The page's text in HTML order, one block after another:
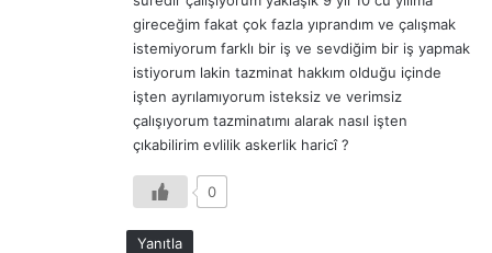
k
i
:
gireceğim fakat çok fazla yıprandım ve çalışmak
istemiyorum farklı bir iş ve sevdiğim bir iş yapmak
istiyorum lakin tazminat hakkım olduğu içinde
işten ayrılamıyorum isteksiz ve verimsiz
çalışıyorum tazminatımı alarak nasıl işten
çıkabilirim evlilik askerlik haricî ?
0
Yanıtla